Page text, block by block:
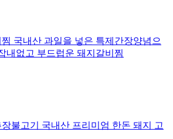
국내산 과일을 넣은 특제간장양념으
내없고 부드럽운 돼지갈비찜
불고기
국내산 프리미엄 한돈 돼지 고